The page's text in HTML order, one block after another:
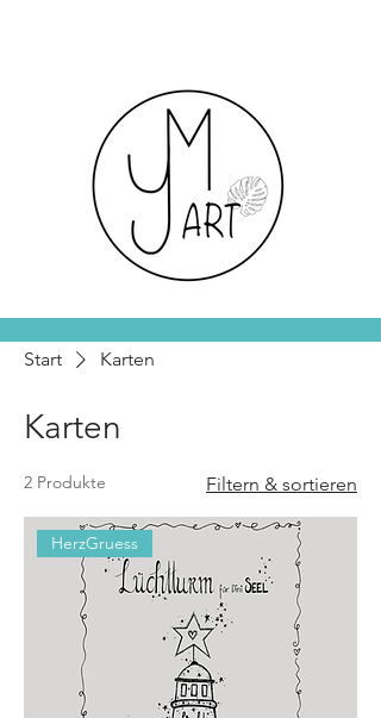
Start Karten
Karten
2 Produkte Filtern & sortieren
HerzGruess